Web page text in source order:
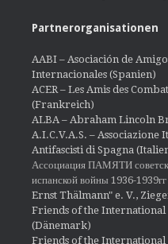
Partnerorganisationen
AABI – Asociación de
Internacionales (Spanien)
ACER – Les Amis des
(Frankreich)
ALBA – Abraham Lincoln
A.I.C.V.A.S. –
Antifascisti di Spagna
Ассоциация ПАМЯТИ
испанской войны 1936-
Ernst Thälmann" e. V.,
Friends of the International
(Dänemark)
Friends of the